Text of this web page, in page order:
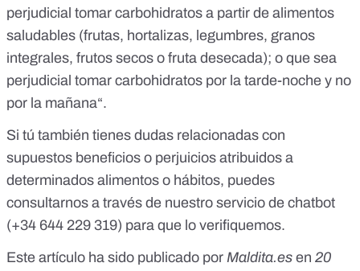
perjudicial tomar carbohidratos a partir de alimentos
saludables (frutas, hortalizas, legumbres, granos
integrales, frutos secos o fruta desecada); o que sea
perjudicial tomar carbohidratos por la tarde-noche y no
por la mañana“.
Si tú también tienes dudas relacionadas con
supuestos beneficios o perjuicios atribuidos a
determinados alimentos o hábitos, puedes
consultarnos a través de nuestro servicio de chatbot
(+34 644 229 319) para que lo verifiquemos.
Este artículo ha sido publicado por Maldita.es en 20